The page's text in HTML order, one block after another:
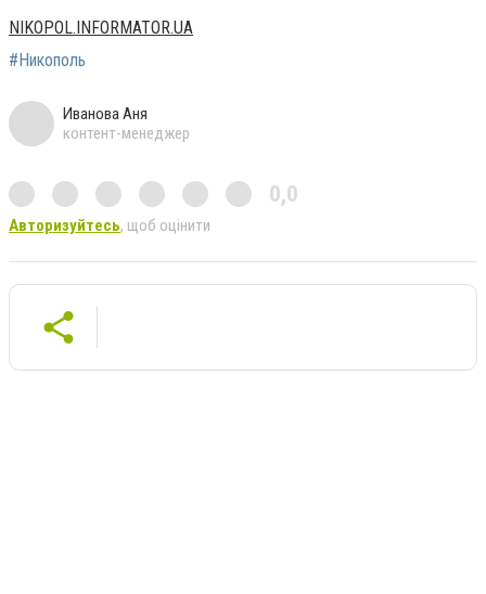
NIKOPOL.INFORMATOR.UA
#Никополь
Иванова Аня
контент-менеджер
0,0
Авторизуйтесь, щоб оцінити